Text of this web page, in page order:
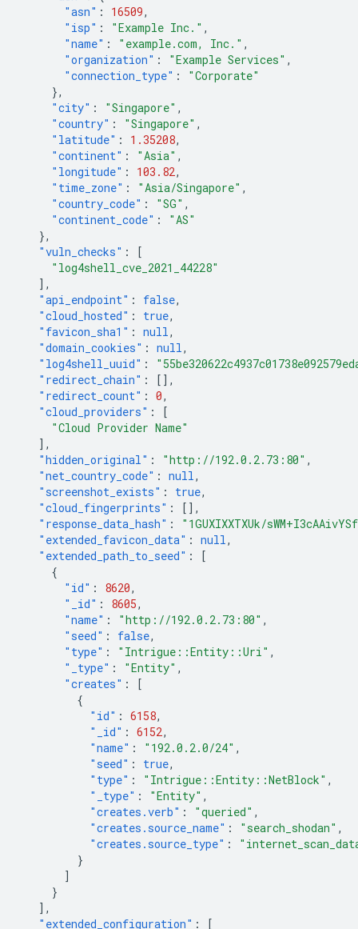
"asn" : 16509,
"isp" : "Example Inc." ,
"name" : "example.com, Inc." ,
"organization" : "Example Services" ,
"connection_type" :
"Corporate"
},
"city" : "Singapore" ,
"country" : "Singapore" ,
"latitude" : 1.35208,
"continent" : "Asia" ,
"longitude" : 103.82,
"time_zone" : "Asia/Singapore" ,
"country_code" : "SG" ,
"continent_code" :
"AS"
},
"vuln_checks" :
[
"log4shell_cve_2021_44228"
],
"api_endpoint" : false,
"cloud_hosted" : true,
"favicon_sha1" : null,
"domain_cookies" : null,
"log4shell_uuid" :
"redirect_chain" :
[],
"redirect_count" : 0,
"cloud_providers" :
[
"Cloud Provider Name"
],
"hidden_original" : "http://192.0.2.73:80" ,
"net_country_code" : null,
"screenshot_exists" : true,
"cloud_fingerprints" :
[],
"response_data_hash" :
"1GUXIXXTXUk/
"extended_favicon_data" : null,
"extended_path_to_seed" :
[
{
"id" : 8620,
"_id" : 8605,
"name" : "http://192.0.2.73:80" ,
"seed" : false,
"type" : "Intrigue::Entity::Uri" ,
"_type" : "Entity" ,
"creates" :
[
{
"id" : 6158,
"_id" : 6152,
"name" : "192.0.2.0/24" ,
"seed" : true,
"type" : "Intrigue::Entity::NetBlock" ,
"_type" : "Entity" ,
"creates.verb" : "queried" ,
"creates.source_name" : "search_shodan" ,
"creates.source_type" :
}
]
}
],
"extended_configuration" :
[